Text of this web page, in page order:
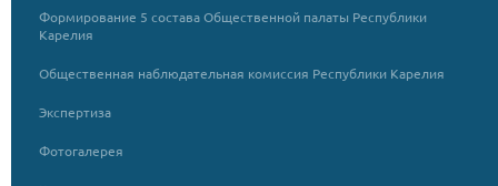
Формирование 5 состава Общественной палаты Республики
Карелия
Общественная наблюдательная комиссия Республики Карелия
Экспертиза
Фотогалерея